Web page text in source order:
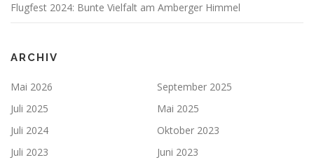
Flugfest 2024: Bunte Vielfalt am Amberger Himmel
ARCHIV
Mai 2026
September 2025
Juli 2025
Mai 2025
Juli 2024
Oktober 2023
Juli 2023
Juni 2023